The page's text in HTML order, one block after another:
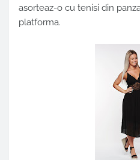
asorteaz-o cu tenisi din
platforma.